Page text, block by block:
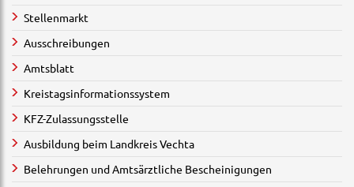
Stellenmarkt
Ausschreibungen
Amtsblatt
Kreistagsinformationssystem
KFZ-Zulassungsstelle
Ausbildung beim Landkreis Vechta
Belehrungen und Amtsärztliche Bescheinigungen